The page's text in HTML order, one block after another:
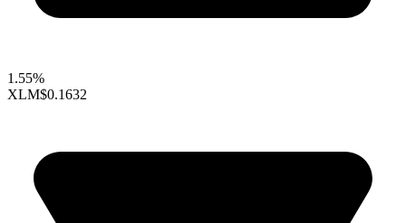
1.55%
XLM$0.1632